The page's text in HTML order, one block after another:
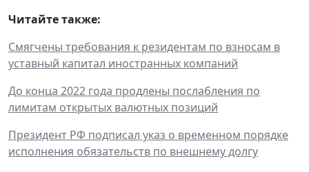
Читайте также:
Смягчены требования к резидентам по взносам в
уставный капитал иностранных компаний
До конца 2022 года продлены послабления по
лимитам открытых валютных позиций
Президент РФ подписал указ о временном порядке
исполнения обязательств по внешнему долгу